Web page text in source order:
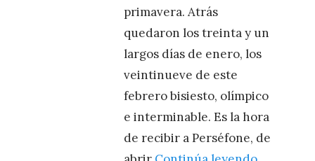
primavera. Atrás
quedaron los treinta y un
largos días de enero, los
veintinueve de este
febrero bisiesto, olímpico
e interminable. Es la hora
de recibir a Perséfone, de